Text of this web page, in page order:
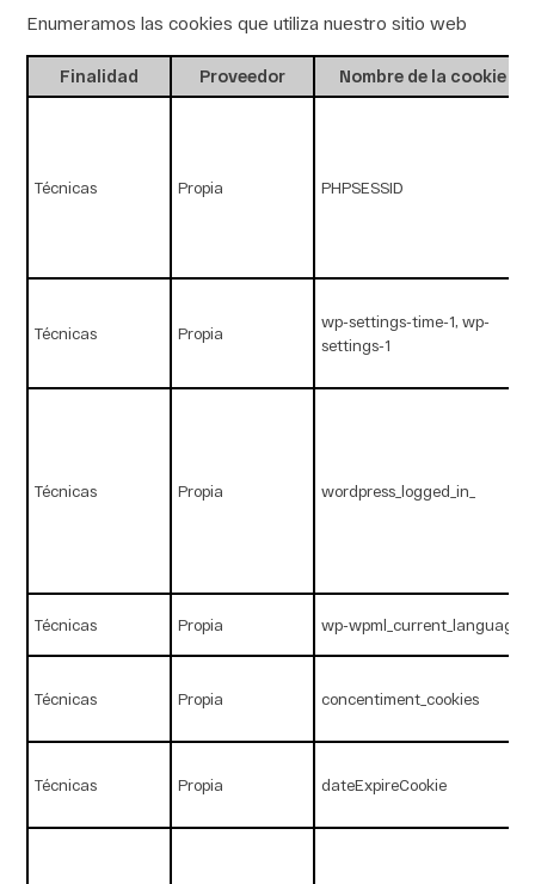
Enumeramos las cookies que utiliza nuestro sitio web
Finalidad Proveedor Nombre de la cookie
Técnicas Propia PHPSESSID
Técnicas Propia
wp-settings-time-1, wp-
settings-1
Técnicas Propia wordpress_logged_in_
Técnicas Propia wp-wpml_current_language
Técnicas Propia concentiment_cookies
Técnicas Propia dateExpireCookie